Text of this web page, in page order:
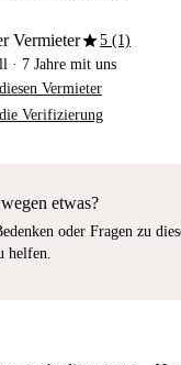
Vermieterstar5 (1)
· 7 Jahre mit uns
Vermieter
Verifizierung
etwas?
oder Fragen zu
helfen.